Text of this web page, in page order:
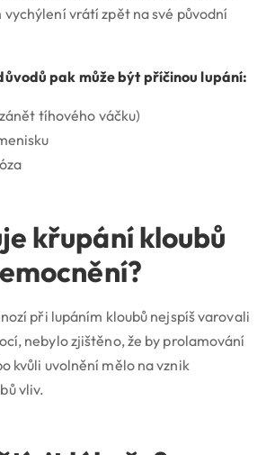
vychýlení vrátí zpět na své původní
pak může být příčinou lupání:
tíhového váčku)
křupání kloubů
při lupáním kloubů nejspíš varovali
nebylo zjištěno, že by prolamování
kvůli uvolnění mělo na vznik
vliv.